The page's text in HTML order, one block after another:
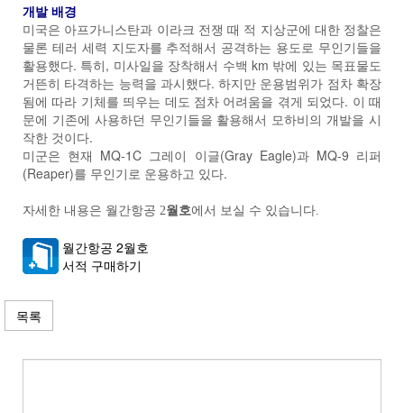
개발 배경
미국은 아프가니스탄과 이라크 전쟁 때 적 지상군에 대한 정찰은
물론 테러 세력 지도자를 추적해서 공격하는 용도로 무인기들을
활용했다. 특히, 미사일을 장착해서 수백 km 밖에 있는 목표물도
거뜬히 타격하는 능력을 과시했다. 하지만 운용범위가 점차 확장
됨에 따라 기체를 띄우는 데도 점차 어려움을 겪게 되었다. 이 때
문에 기존에 사용하던 무인기들을 활용해서 모하비의 개발을 시
작한 것이다.
미군은 현재 MQ-1C 그레이 이글(Gray Eagle)과 MQ-9 리퍼
(Reaper)를 무인기로 운용하고 있다.
자세한 내용은 월간항공 2월호에서 보실 수 있습니다.
월간항공 2월호
서적 구매하기
목록